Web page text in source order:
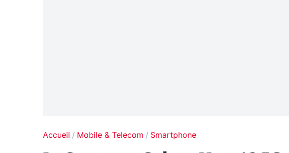
Accueil Mobile & Telecom Smartphone